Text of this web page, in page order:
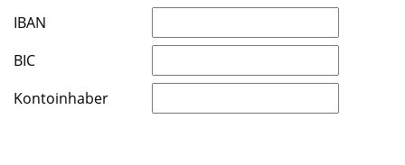
IBAN
BIC
Kontoinhaber